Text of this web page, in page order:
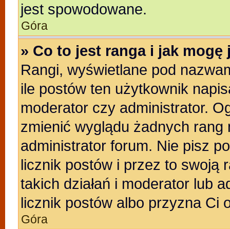
jest spowodowane.
Góra
» Co to jest ranga i jak mogę
Rangi, wyświetlane pod
ile postów ten użytkownik
moderator czy administrator.
zmienić wyglądu żadnych
administrator forum. Nie pisz
licznik postów i przez to swoją
takich działań i moderator lub
licznik postów albo przyzna Ci
Góra